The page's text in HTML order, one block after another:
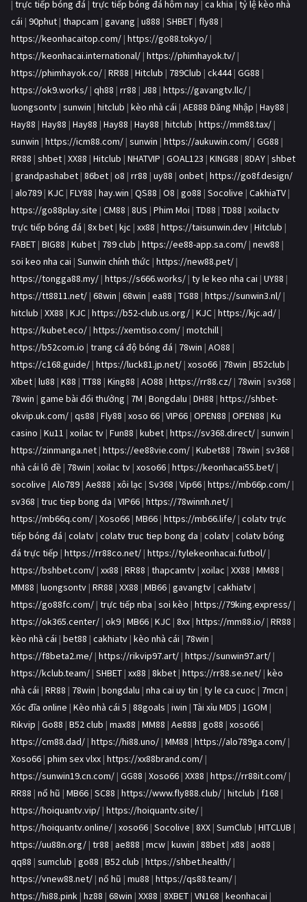
| trực tiếp bóng đá | trực tiếp bóng đá hôm nay | ca khia | tỷ lệ kèo nhà
cái | 90phut | thapcam | gavang | u888 | SHBET | fly88 |
https://keonhacaitop.com/ | https://go88.tokyo/ |
https://keonhacai.international/ | https://phimhayok.tv/ |
https://phimhayok.co/ | RR88 | Hitclub | 789Club | ck444| GG88 |
https://ok9.works/ | qh88 | rr88 | J88 | https://gavangtv.llc/ |
luongsontv | sunwin | hitclub | kèo nhà cái | AE888 Đăng Nhập | Hay88 |
Hay88 | Hay88 | Hay88 | Hay88 | Hay88 | hitclub | https://mm88.tax/ |
sunwin | https://icm88.com/ | sunwin | https://aukuwin.com/ | GG88 |
RR88 | shbet | XX88 | Hitclub | NHATVIP | GOAL123 | KING88 | 8DAY | shbet
| grandpashabet | 86bet | o8 | rr88 | uy88 | onbet | https://go8f.design/
| alo789 | KJC | FLY88 | hay.win | QS88 | O8 | go88 | Socolive | CakhiaTV |
https://go88play.site | CM88 | 8US | Phim Moi | TD88 | TD88 | xoilactv
trực tiếp bóng đá | 8x bet | kjc | xx88 | https://taisunwin.dev | Hitclub |
FABET | BIG88 | Kubet | 789 club | https://ee88-app.sa.com/ | new88 |
soi keo nha cai | Sunwin chính thức | https://new88.pet/ |
https://tongga88.my/ | https://s666.works/ | ty le keo nha cai | UY88 |
https://tt8811.net/ | 68win | 68win | ea88 | TG88 | https://sunwin3.nl/ |
hitclub | XX88 | KJC | https://b52-club.us.org/ | KJC | https://kjc.ad/ |
https://kubet.eco/ | https://xemtiso.com/ | motchill |
https://b52com.io | trang cá độ bóng đá | 78win | AO88 |
https://c168.guide/ | https://luck81.jp.net/ | xoso66 | 78win | B52club |
Xibet | lu88 | K88 | TT88 | King88 | AO88 | https://rr88.cz/ | 78win | sv368 |
78win | game bài đổi thưởng | 7M | Bongdalu | DH88 | https://shbet-
okvip.uk.com/ | qs88 | Fly88 | xoso 66 | VIP66 | OPEN88 | OPEN88 | Ku
casino | Ku11 | xoilac tv | Fun88 | kubet | https://sv368.direct/ | sunwin |
https://zinmanga.net | https://ee88vie.com/ | Kubet88 | 78win | sv368 |
nhà cái lô đề | 78win | xoilac tv | xoso66 | https://keonhacai55.bet/ |
socolive | Alo789 | Ae888 | xôi lạc | Sv368 | Vip66 | https://mb66p.com/ |
sv368 | truc tiep bong da | VIP66 | https://78winnh.net/ |
https://mb66q.com/ | Xoso66 | MB66 | https://mb66.life/ | colatv trực
tiếp bóng đá | colatv | colatv truc tiep bong da | colatv | colatv bóng
đá trực tiếp | https://rr88co.net/ | https://tylekeonhacai.futbol/ |
https://bshbet.com/ | xx88 | RR88 | thapcamtv | xoilac | XX88 | MM88 |
MM88 | luongsontv | RR88 | XX88 | MB66 | gavangtv | cakhiatv |
https://go88fc.com/ | trực tiếp nba | soi kèo | https://79king.express/ |
https://ok365.center/ | ok9 | MB66 | KJC | 8xx | https://mm88.io/ | RR88 |
kèo nhà cái | bet88 | cakhiatv | kèo nhà cái | 78win |
https://f8beta2.me/ | https://rikvip97.art/ | https://sunwin97.art/ |
https://kclub.team/ | SHBET | xx88 | 8kbet | https://rr88.se.net/ | kèo
nhà cái | RR88 | 78win | bongdalu | nha cai uy tin | ty le ca cuoc | 7mcn |
Xóc đĩa online | Kèo nhà cái 5 | 88goals | iwin | Tài xỉu MD5 | 1GOM |
Rikvip | Go88 | B52 club | max88 | MM88 | Ae888 | go88 | xoso66 |
https://cm88.dad/ | https://hi88.uno/ | MM88 | https://alo789ga.com/ |
Xoso66 | phim sex vlxx | https://xx88brand.com/ |
https://sunwin19.cn.com/ | GG88 | Xoso66 | XX88 | https://rr88it.com/ |
RR88 | nổ hũ | MB66 | SC88 | https://www.fly888.club/ | hitclub | f168 |
https://hoiquantv.vip/ | https://hoiquantv.site/ |
https://hoiquantv.online/ | xoso66 | Socolive | 8XX | SumClub | HITCLUB |
https://uu88n.org/ | tr88 | ae888 | mcw | kuwin | 88bet | x88 | ao88 |
qq88 | sumclub | go88 | B52 club | https://shbet.health/ |
https://vnew88.net/ | nổ hũ | mu88 | https://qs88.team/ |
https://hi88.pink | hz88 | 68win | XX88 | 8XBET | VN168 | keonhacai |